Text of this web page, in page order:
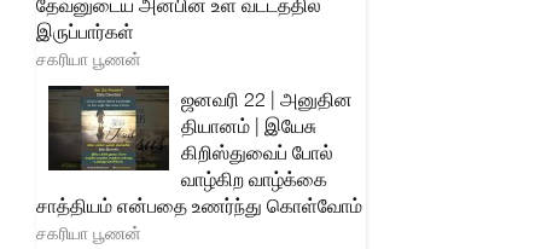
தேவனுடைய அன்பின் உள் வட்டத்தில்
இருப்பார்கள்
சகரியா பூணன்
ஜனவரி 22 | அனுதின
தியானம் | இயேசு
கிறிஸ்துவைப் போல்
வாழ்கிற வாழ்க்கை
சாத்தியம் என்பதை உணர்ந்து கொள்வோம்
சகரியா பூணன்